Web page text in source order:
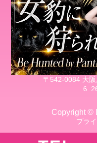
〒542-0084 大
Copyright ©
プラ